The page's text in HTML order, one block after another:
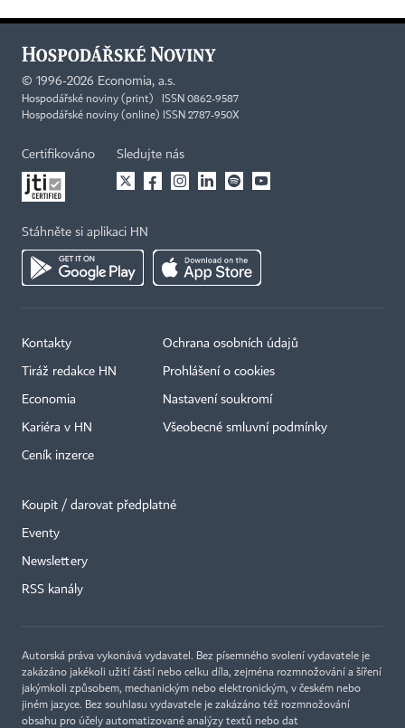
© 1996-2026 Economia, a.s.
Hospodářské noviny (print) ISSN 0862-9587
Hospodářské noviny (online) ISSN 2787-950X
Certifikováno Sledujte nás
Stáhněte si aplikaci HN
Kontakty
Tiráž redakce HN
Economia
Kariéra v HN
Ceník inzerce
Ochrana osobních údajů
Prohlášení o cookies
Nastavení soukromí
Všeobecné smluvní podmínky
Koupit / darovat předplatné
Eventy
Newslettery
RSS kanály
Autorská práva vykonává vydavatel. Bez písemného svolení vydavatele je
zakázáno jakékoli užití částí nebo celku díla, zejména rozmnožování a šíření
jakýmkoli způsobem, mechanickým nebo elektronickým, v českém nebo
jiném jazyce. Bez souhlasu vydavatele je zakázáno též rozmnožování
obsahu pro účely automatizované analýzy textů nebo dat